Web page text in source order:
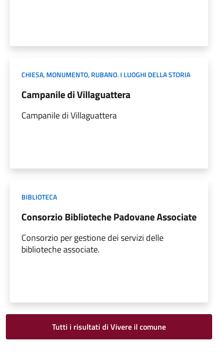
CHIESA,MONUMENTO,RUBANO. I LUOGHI DELLA STORIA
Campanile di Villaguattera
Campanile di Villaguattera
BIBLIOTECA
Consorzio Biblioteche Padovane Associate
Consorzio per gestione dei servizi delle
biblioteche associate.
Tutti i risultati di Vivere il comune